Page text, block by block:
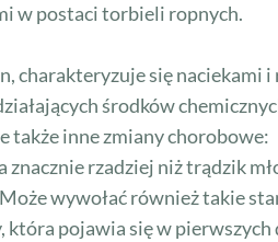
w postaci torbieli ropnych.
charakteryzuje się naciekami
środków
także inne zmiany chorobowe:
rzadziej niż trądzik
wywołać również takie
pojawia się w pierwszych